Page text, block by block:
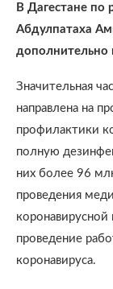
В Дагестане
Абдулпатаха
дополнительно
Значительная
направлена на
профилактики
полную
них более 96
проведения
проведение
коронавируса.